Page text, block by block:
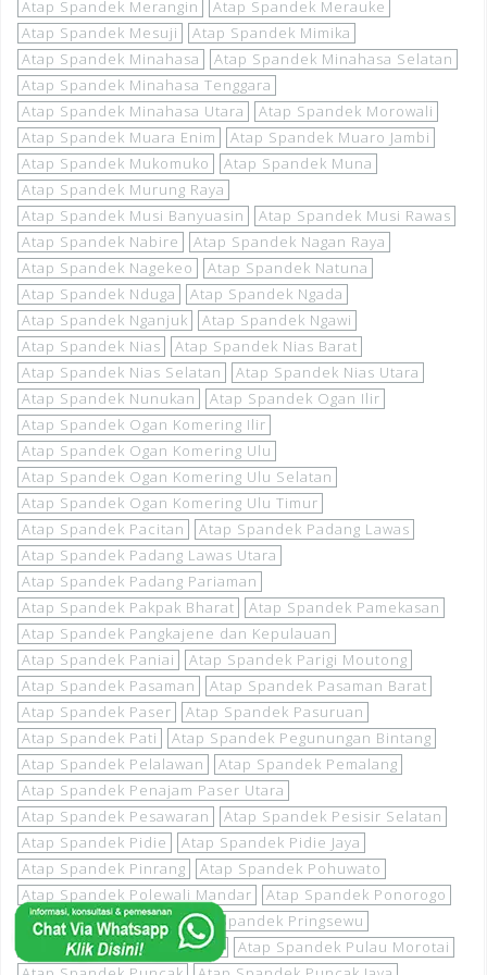
Atap Spandek Merangin
Atap Spandek Merauke
Atap Spandek Mesuji
Atap Spandek Mimika
Atap Spandek Minahasa
Atap Spandek Minahasa Selatan
Atap Spandek Minahasa Tenggara
Atap Spandek Minahasa Utara
Atap Spandek Morowali
Atap Spandek Muara Enim
Atap Spandek Muaro Jambi
Atap Spandek Mukomuko
Atap Spandek Muna
Atap Spandek Murung Raya
Atap Spandek Musi Banyuasin
Atap Spandek Musi Rawas
Atap Spandek Nabire
Atap Spandek Nagan Raya
Atap Spandek Nagekeo
Atap Spandek Natuna
Atap Spandek Nduga
Atap Spandek Ngada
Atap Spandek Nganjuk
Atap Spandek Ngawi
Atap Spandek Nias
Atap Spandek Nias Barat
Atap Spandek Nias Selatan
Atap Spandek Nias Utara
Atap Spandek Nunukan
Atap Spandek Ogan Ilir
Atap Spandek Ogan Komering Ilir
Atap Spandek Ogan Komering Ulu
Atap Spandek Ogan Komering Ulu Selatan
Atap Spandek Ogan Komering Ulu Timur
Atap Spandek Pacitan
Atap Spandek Padang Lawas
Atap Spandek Padang Lawas Utara
Atap Spandek Padang Pariaman
Atap Spandek Pakpak Bharat
Atap Spandek Pamekasan
Atap Spandek Pangkajene dan Kepulauan
Atap Spandek Paniai
Atap Spandek Parigi Moutong
Atap Spandek Pasaman
Atap Spandek Pasaman Barat
Atap Spandek Paser
Atap Spandek Pasuruan
Atap Spandek Pati
Atap Spandek Pegunungan Bintang
Atap Spandek Pelalawan
Atap Spandek Pemalang
Atap Spandek Penajam Paser Utara
Atap Spandek Pesawaran
Atap Spandek Pesisir Selatan
Atap Spandek Pidie
Atap Spandek Pidie Jaya
Atap Spandek Pinrang
Atap Spandek Pohuwato
Atap Spandek Polewali Mandar
Atap Spandek Ponorogo
Atap Spandek Poso
Atap Spandek Pringsewu
Atap Spandek Pulang Pisau
Atap Spandek Pulau Morotai